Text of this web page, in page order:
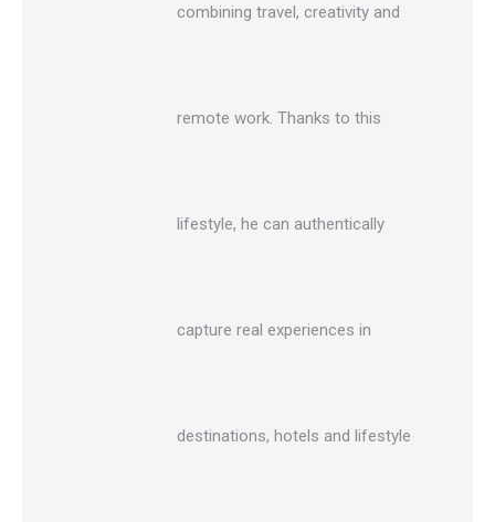
combining travel, creativity and
remote work. Thanks to this
lifestyle, he can authentically
capture real experiences in
destinations, hotels and lifestyle